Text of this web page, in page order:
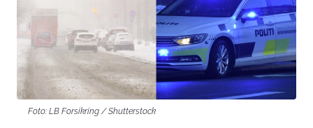
Foto: LB Forsikring / Shutterstock